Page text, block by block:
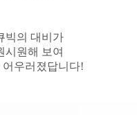
빅의 대비가
시원해 보여
우러졌답니다!